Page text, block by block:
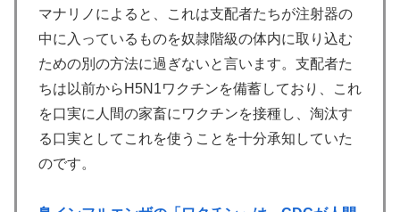
マナリノによると、これは支配者たちが注射器の
中に入っているものを奴隷階級の体内に取り込む
ための別の方法に過ぎないと言います。支配者た
ちは以前からH5N1ワクチンを備蓄しており、これ
を口実に人間の家畜にワクチンを接種し、淘汰す
る口実としてこれを使うことを十分承知していた
のです。